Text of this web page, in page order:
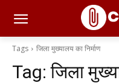
Tags जिला मुख्यालय का निर्माण
Tag:जिला